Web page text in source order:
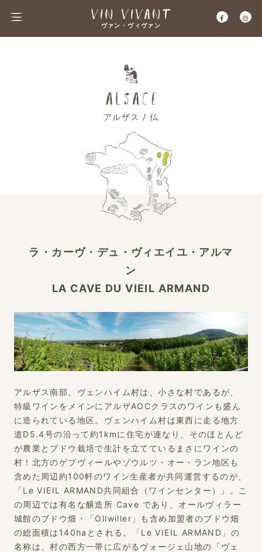
ヴァン・ヴィヴァン
アルザス / 仏
ラ・カーヴ・デュ・ヴィエイユ・アルマ
ン
LA CAVE DU VIEIL ARMAND
アルザス南部、ヴェンハイム村は、小さな村であるが、
特級ワインをメインにアルザAOCクラスのワインも盛ん
に造られている地区。ヴェンハイム村は東西に走る地方
道D5.4号の沿って約1kmに住宅が連なり、そのほとんど
が農業とブドウ栽培で生計を立てているまさにワインの
村！北方のゲブヴィールやゾウルツ・オー・ラン地区も
含めた周辺約100軒のワイン生産者が共同運営するのが、
「Le VIEIL ARMAND共同組合（ワインセンター）」。こ
の周辺では有名な醸造所 Cave であり、オールヴィラー
城館のブドウ畑・「Ollwiller」も含め加盟者のブドウ畑
の総面積は140haとされる。「Le VIEIL ARMAND」の
名称は、村の西方一帯に広がるヴォージェ山地の「ヴェ